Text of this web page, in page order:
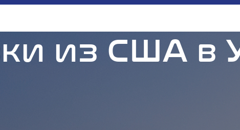
из США в